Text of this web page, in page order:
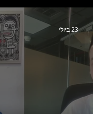
Humanz ישראל
23 ביולי